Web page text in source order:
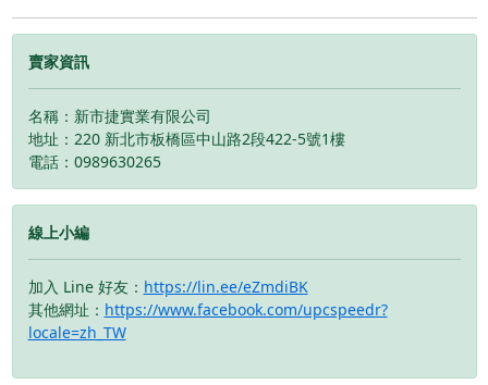
位名額🉐 透明鏡片2980
🌝透明變🌚淺墨 淺墨鏡
💡紫外線改變 適用帽型
✅X-15✅Z-8
100位名額🉐 透明鏡片
型✅X-15✅Z-8
賣家資訊
名稱：新市捷實業有限公司
地址：220 新北市板橋區中山路2段422-5號1樓
電話：0989630265
線上小編
加入 Line 好友： https://lin.ee/eZmdiBK
其他網址： https://www.facebook.com/upcspeedr?
locale=zh_TW